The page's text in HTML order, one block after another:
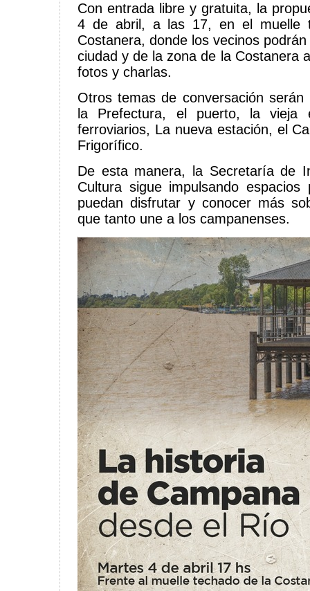
Con entrada libre y gratuita, la
4 de abril, a las 17, en el muelle
Costanera, donde los vecinos
ciudad y de la zona de la Costanera
fotos y charlas.
Otros temas de conversación
la Prefectura, el puerto, la vieja
ferroviarios, La nueva estación, el
Frigorífico.
De esta manera, la Secretaría de
Cultura sigue impulsando
puedan disfrutar y conocer más
que tanto une a los campanenses.